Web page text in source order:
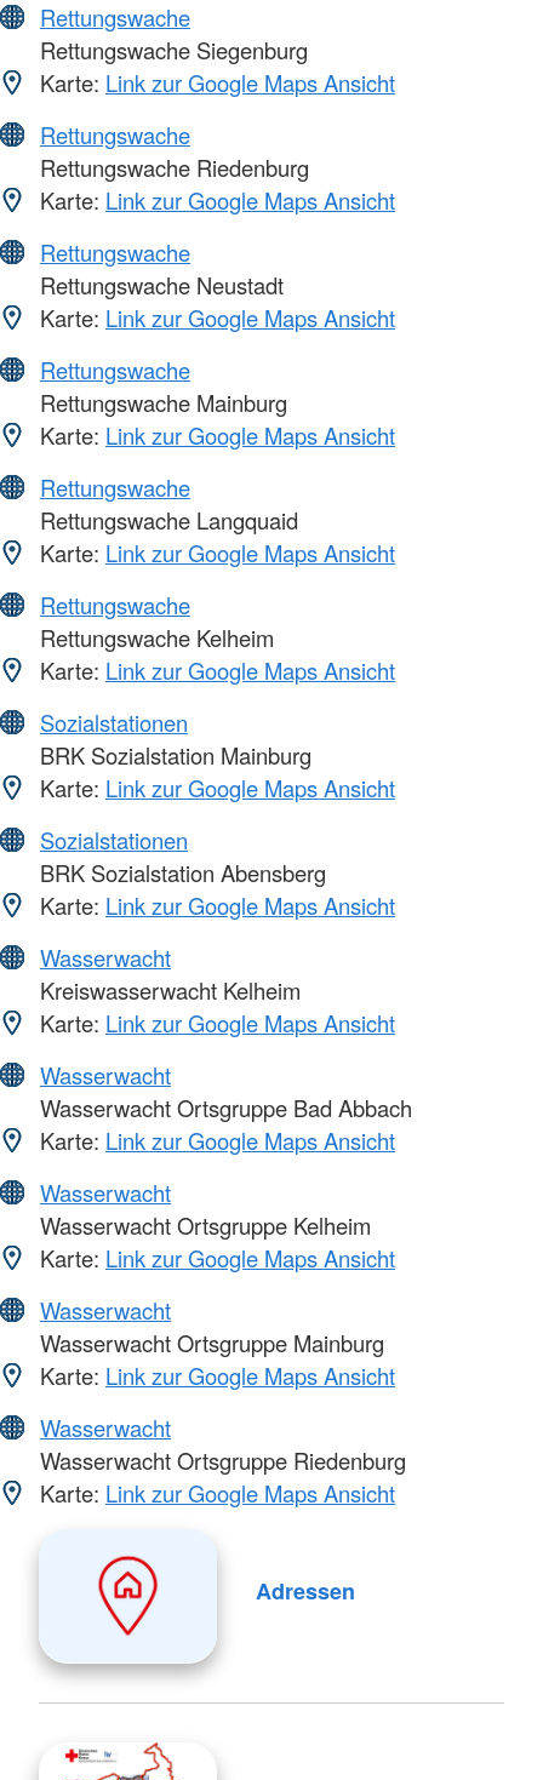
Rettungswache
Rettungswache Siegenburg
Karte: Link zur Google Maps Ansicht
Rettungswache
Rettungswache Riedenburg
Karte: Link zur Google Maps Ansicht
Rettungswache
Rettungswache Neustadt
Karte: Link zur Google Maps Ansicht
Rettungswache
Rettungswache Mainburg
Karte: Link zur Google Maps Ansicht
Rettungswache
Rettungswache Langquaid
Karte: Link zur Google Maps Ansicht
Rettungswache
Rettungswache Kelheim
Karte: Link zur Google Maps Ansicht
Sozialstationen
BRK Sozialstation Mainburg
Karte: Link zur Google Maps Ansicht
Sozialstationen
BRK Sozialstation Abensberg
Karte: Link zur Google Maps Ansicht
Wasserwacht
Kreiswasserwacht Kelheim
Karte: Link zur Google Maps Ansicht
Wasserwacht
Wasserwacht Ortsgruppe Bad Abbach
Karte: Link zur Google Maps Ansicht
Wasserwacht
Wasserwacht Ortsgruppe Kelheim
Karte: Link zur Google Maps Ansicht
Wasserwacht
Wasserwacht Ortsgruppe Mainburg
Karte: Link zur Google Maps Ansicht
Wasserwacht
Wasserwacht Ortsgruppe Riedenburg
Karte: Link zur Google Maps Ansicht
Adressen